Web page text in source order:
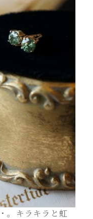
。キラキラと虹